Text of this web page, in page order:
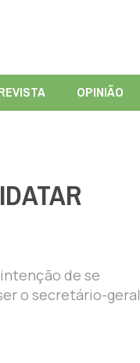
OPINIÃO
de se
o secretário-geral